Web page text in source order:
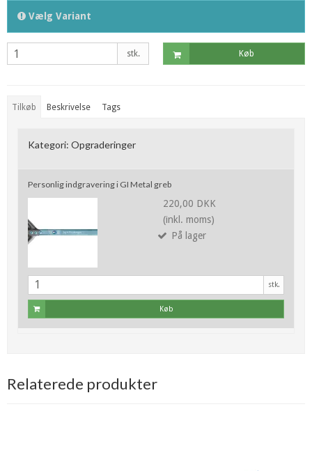
Vælg Variant
stk. Køb
Tilkøb Beskrivelse Tags
Kategori: Opgraderinger
Personlig indgravering i GI Metal greb
220,00 DKK
(inkl. moms)
På lager
stk.
Køb
Relaterede produkter